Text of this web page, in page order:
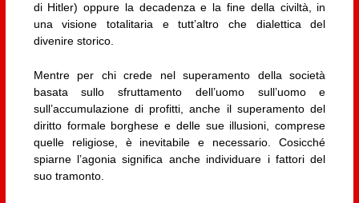
di Hitler) oppure la decadenza e la fine della civiltà, in
una visione totalitaria e tutt’altro che dialettica del
divenire storico.
Mentre per chi crede nel superamento della società
basata sullo sfruttamento dell’uomo sull’uomo e
sull’accumulazione di profitti, anche il superamento del
diritto formale borghese e delle sue illusioni, comprese
quelle religiose, è inevitabile e necessario. Cosicché
spiarne l’agonia significa anche individuare i fattori del
suo tramonto.